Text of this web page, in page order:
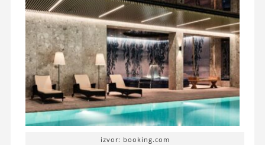
izvor: booking.com